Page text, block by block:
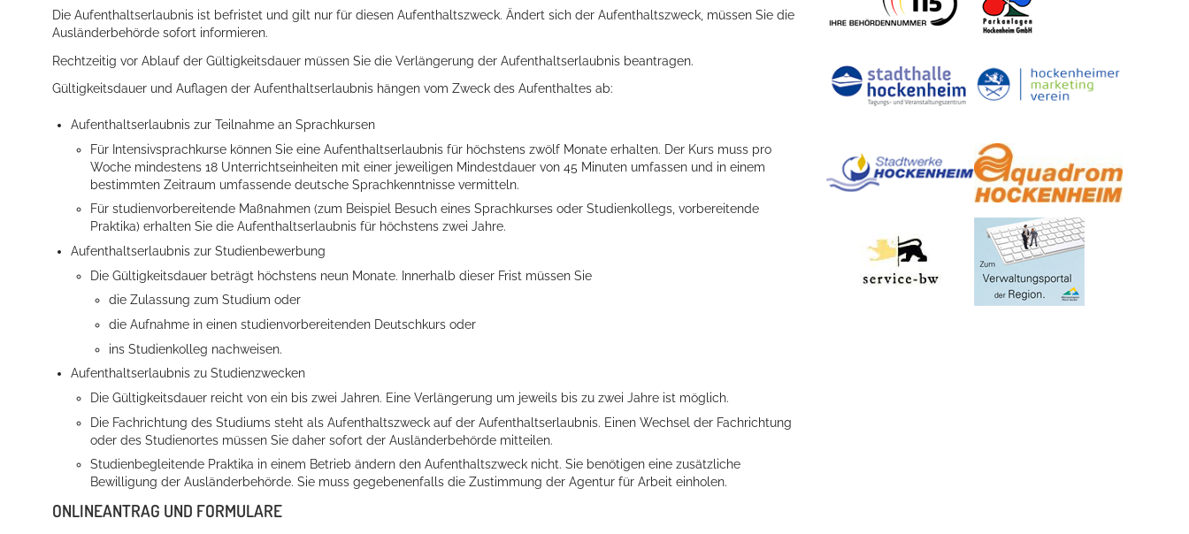
Konzerte, Tagungen und vieles mehr
Die Stadthalle Hockenheim bietet den perfekten Standort für Events aller Art!
Die Aufenthaltserlaubnis ist befristet und gilt nur für diesen Aufenthaltszweck. Ändert sich der Aufenthaltszweck, müssen Sie die
Ausländerbehörde sofort informieren.
Rechtzeitig vor Ablauf der Gültigkeitsdauer müssen Sie die Verlängerung der Aufenthaltserlaubnis beantragen.
Gültigkeitsdauer und Auflagen der Aufenthaltserlaubnis hängen vom Zweck des Aufenthaltes ab:
Aufenthaltserlaubnis zur Teilnahme an Sprachkursen
Für Intensivsprachkurse können Sie eine Aufenthaltserlaubnis für höchstens zwölf Monate erhalten. Der Kurs muss pro
Woche mindestens 18 Unterrichtseinheiten mit einer jeweiligen Mindestdauer von 45 Minuten umfassen und in einem
bestimmten Zeitraum umfassende deutsche Sprachkenntnisse vermitteln.
Für studienvorbereitende Maßnahmen (zum Beispiel Besuch eines Sprachkurses oder Studienkollegs, vorbereitende
Praktika) erhalten Sie die Aufenthaltserlaubnis für höchstens zwei Jahre.
Aufenthaltserlaubnis zur Studienbewerbung
Die Gültigkeitsdauer beträgt höchstens neun Monate. Innerhalb dieser Frist müssen Sie
die Zulassungzum Studium oder
die Aufnahme in einen studienvorbereitenden Deutschkurs oder
ins Studienkolleg nachweisen.
Aufenthaltserlaubnis zu Studienzwecken
Die Gültigkeitsdauer reicht von ein bis zwei Jahren. Eine Verlängerung um jeweils bis zu zwei Jahre ist möglich.
Die Fachrichtung des Studiums steht als Aufenthaltszweck auf der Aufenthaltserlaubnis. Einen Wechsel der Fachrichtung
oder des Studienortes müssen Sie daher sofort der Ausländerbehörde mitteilen.
Studienbegleitende Praktika in einem Betrieb ändern den Aufenthaltszweck nicht. Sie benötigen eine zusätzliche
Bewilligung der Ausländerbehörde. Sie muss gegebenenfalls die Zustimmung der Agentur für Arbeit einholen.
ONLINEANTRAG UND FORMULARE